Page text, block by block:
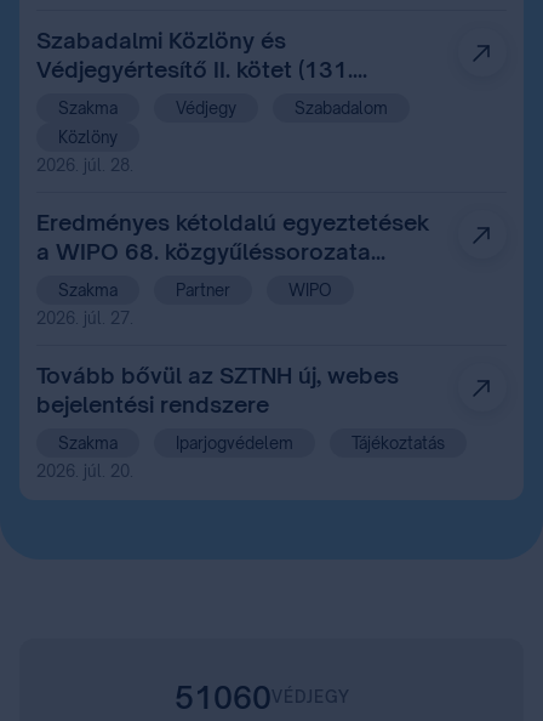
Szabadalmi Közlöny és
Védjegyértesítő II. kötet (131.
évfolyam 14. szám)
Szakma Védjegy
Szabadalom
Közlöny
2026. júl. 28.
Eredményes kétoldalú egyeztetések
a WIPO 68. közgyűléssorozata
margójan Genfben
Szakma Partner
WIPO
2026. júl. 27.
Tovább bővül az SZTNH új, webes
bejelentési rendszere
Szakma Iparjogvédelem
Tájékoztatás
2026. júl. 20.
51060VÉDJEGY